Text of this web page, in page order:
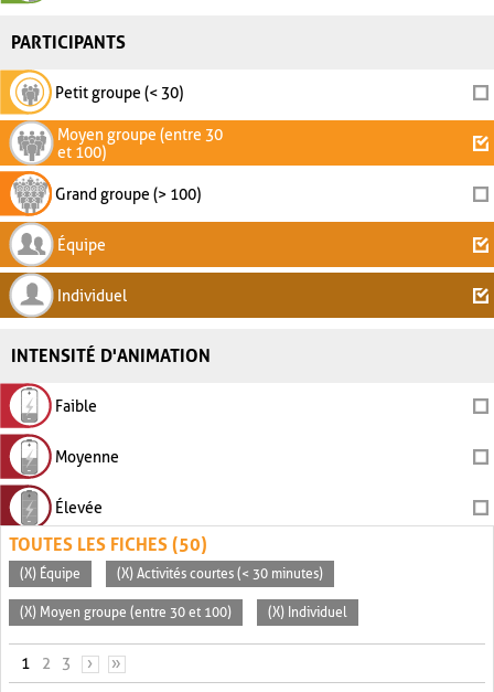
PARTICIPANTS
Petit groupe (< 30)
Moyen groupe (entre 30
et 100)
Grand groupe (> 100)
Équipe
Individuel
INTENSITÉ D'ANIMATION
Faible
Moyenne
Élevée
TOUTES LES FICHES (50)
(X) Équipe (X) Activités courtes (< 30 minutes)
(X) Moyen groupe (entre 30 et 100) (X) Individuel
PAGES
1 2 3 › »